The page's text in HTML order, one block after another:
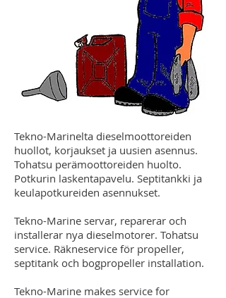
Tekno-Marinelta dieselmoottoreiden
huollot, korjaukset ja uusien asennus.
Tohatsu perämoottoreiden huolto.
Potkurin laskentapavelu. Septitankki ja
keulapotkureiden asennukset.
Tekno-Marine servar, reparerar och
installerar nya dieselmotorer. Tohatsu
service. Räkneservice för propeller,
septitank och bogpropeller installation.
Tekno-Marine makes service for